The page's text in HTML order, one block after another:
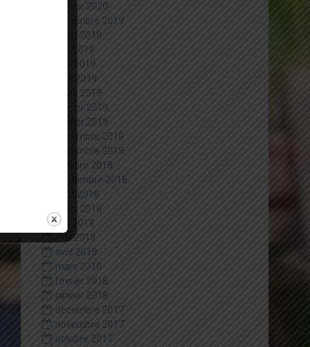
janvier 2020
décembre 2019
juillet 2019
juin 2019
mai 2019
avril 2019
mars 2019
février 2019
janvier 2019
décembre 2018
novembre 2018
octobre 2018
septembre 2018
août 2018
juillet 2018
juin 2018
mai 2018
avril 2018
mars 2018
février 2018
janvier 2018
décembre 2017
novembre 2017
octobre 2017